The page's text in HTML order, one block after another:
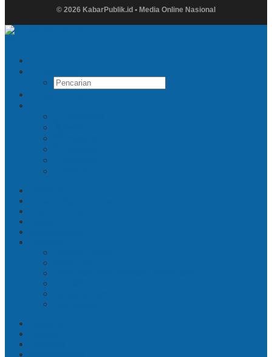
© 2026 KabarPublik.id • Media Online Nasional